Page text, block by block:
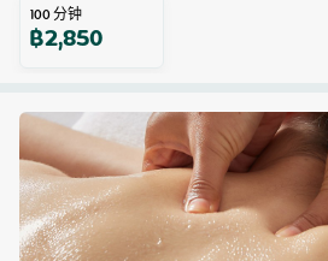
100分钟
฿2,850